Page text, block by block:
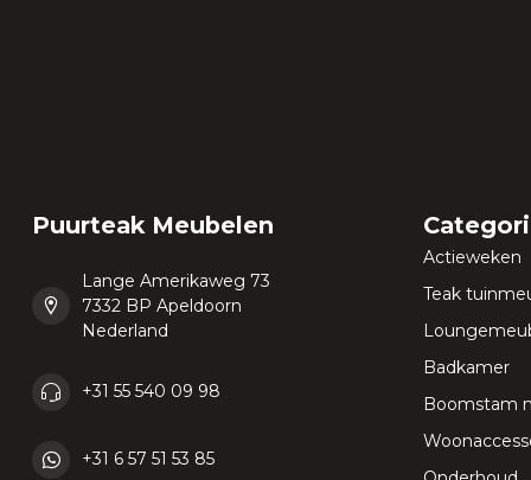
Puurteak Meubelen
Lange Amerikaweg 73
7332 BP Apeldoorn
Nederland
+31 55 540 09 98
+31 6 57 51 53 85
Actieweken
Teak
Badkamer
Boomstam